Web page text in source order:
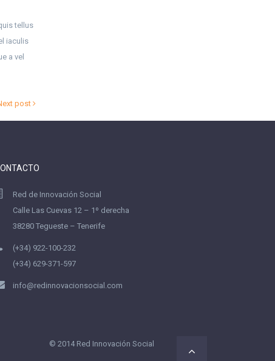
tellus
iaculis
a vel
post
Red de Innovación Social
Calle Las Cuevas 12 – 1º derecha
38280 Tegueste – Tenerife
(+34) 922-100-232
(+34) 629-371-597
info@redinnovacionsocial.com
© 2014 Red Innovación Social